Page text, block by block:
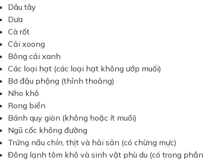
Dâu tây
Dưa
Cà rốt
Cải xoong
Bông cải xanh
Các loại hạt (các loại hạt không ướp muối)
Bơ đậu phộng (thỉnh thoảng)
Nho khô
Rong biển
Bánh quy giòn (không hoặc ít muối)
Ngũ cốc không đường
Trứng nấu chín, thịt và hải sản (có chừng mực)
Đông lạnh tôm khô và sinh vật phù du (có trong phần